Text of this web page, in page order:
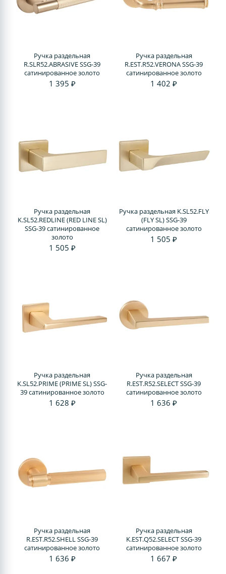
Ручка раздельная
R.SLR52.ABRASIVE SSG-39
сатинированное золото
1 395 ₽
Ручка раздельная
R.EST.R52.VERONA SSG-39
сатинированное золото
1 402 ₽
Ручка раздельная
K.SL52.REDLINE (RED LINE SL)
SSG-39 сатинированное
золото
1 505 ₽
Ручка раздельная K.SL52.FLY
(FLY SL) SSG-39
сатинированное золото
1 505 ₽
Ручка раздельная
K.SL52.PRIME (PRIME SL) SSG-
39 сатинированное золото
1 628 ₽
Ручка раздельная
R.EST.R52.SELECT SSG-39
сатинированное золото
1 636 ₽
Ручка раздельная
R.EST.R52.SHELL SSG-39
сатинированное золото
1 636 ₽
Ручка раздельная
K.EST.Q52.SELECT SSG-39
сатинированное золото
1 667 ₽